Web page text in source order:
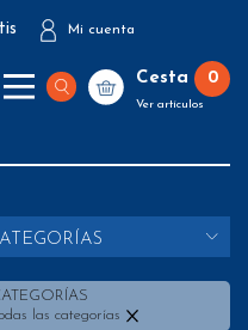
Mi cuenta
Cesta 0
Ver artículos
las categorías